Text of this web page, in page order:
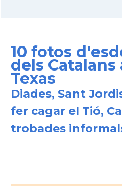
10 fotos
dels Catalans
Texas
Diades, Sant
fer cagar el Tió,
trobades